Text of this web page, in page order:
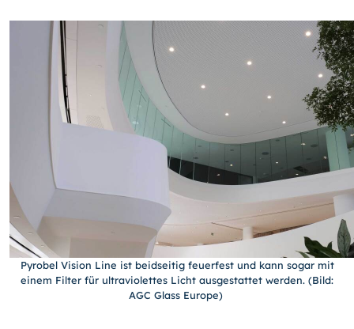
Pyrobel Vision Line ist beidseitig feuerfest und kann sogar mit
einem Filter für ultraviolettes Licht ausgestattet werden. (Bild:
AGC Glass Europe)